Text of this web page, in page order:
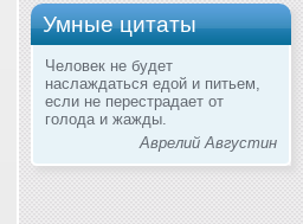
Умные цитаты
Человек не будет
наслаждаться едой и питьем,
если не перестрадает от
голода и жажды.
Аврелий Августин